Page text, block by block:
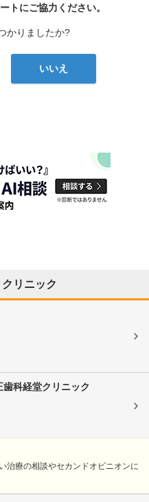
トにご協力ください。
かりましたか?
いいえ
リニック
歯科経堂クリニック
治療の相談やセカンドオピニオンに